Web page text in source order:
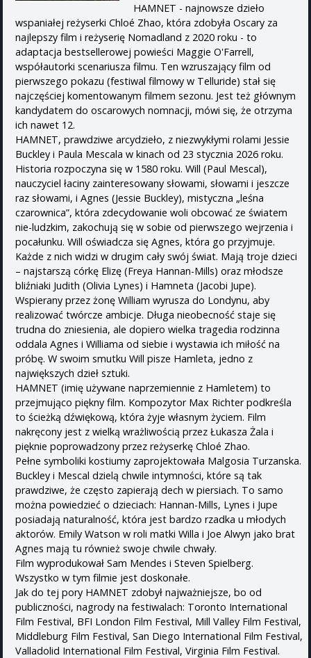
HAMNET - najnowsze dzieło
wspaniałej reżyserki Chloé Zhao, która zdobyła Oscary za
najlepszy film i reżyserię Nomadland z 2020 roku - to
adaptacja bestsellerowej powieści Maggie O'Farrell,
współautorki scenariusza filmu. Ten wzruszający film od
pierwszego pokazu (festiwal filmowy w Telluride) stał się
najczęściej komentowanym filmem sezonu. Jest też głównym
kandydatem do oscarowych nomnacji, mówi się, że otrzyma
ich nawet 12.
HAMNET, prawdziwe arcydzieło, z niezwykłymi rolami Jessie
Buckley i Paula Mescala w kinach od 23 stycznia 2026 roku.
Historia rozpoczyna się w 1580 roku. Will (Paul Mescal),
nauczyciel łaciny zainteresowany słowami, słowami i jeszcze
raz słowami, i Agnes (Jessie Buckley), mistyczna „leśna
czarownica”, która zdecydowanie woli obcować ze światem
nie-ludzkim, zakochują się w sobie od pierwszego wejrzenia i
pocałunku. Will oświadcza się Agnes, która go przyjmuje.
Każde z nich widzi w drugim cały swój świat. Mają troje dzieci
– najstarszą córkę Elizę (Freya Hannan-Mills) oraz młodsze
bliźniaki Judith (Olivia Lynes) i Hamneta (Jacobi Jupe).
Wspierany przez żonę William wyrusza do Londynu, aby
realizować twórcze ambicje. Długa nieobecność staje się
trudna do zniesienia, ale dopiero wielka tragedia rodzinna
oddala Agnes i Williama od siebie i wystawia ich miłość na
próbę. W swoim smutku Will pisze Hamleta, jedno z
największych dzieł sztuki.
HAMNET (imię używane naprzemiennie z Hamletem) to
przejmująco piękny film. Kompozytor Max Richter podkreśla
to ścieżką dźwiękową, która żyje własnym życiem. Film
nakręcony jest z wielką wrażliwością przez Łukasza Żala i
pięknie poprowadzony przez reżyserkę Chloé Zhao.
Pełne symboliki kostiumy zaprojektowała Malgosia Turzanska.
Buckley i Mescal dzielą chwile intymności, które są tak
prawdziwe, że często zapierają dech w piersiach. To samo
można powiedzieć o dzieciach: Hannan-Mills, Lynes i Jupe
posiadają naturalność, która jest bardzo rzadka u młodych
aktorów. Emily Watson w roli matki Willa i Joe Alwyn jako brat
Agnes mają tu również swoje chwile chwały.
Film wyprodukował Sam Mendes i Steven Spielberg.
Wszystko w tym filmie jest doskonałe.
Jak do tej pory HAMNET zdobył najważniejsze, bo od
publiczności, nagrody na festiwalach: Toronto International
Film Festival, BFI London Film Festival, Mill Valley Film Festival,
Middleburg Film Festival, San Diego International Film Festival,
Valladolid International Film Festival, Virginia Film Festival.